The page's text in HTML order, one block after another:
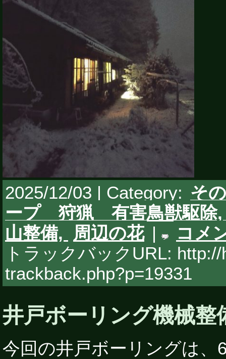
2025/12/03 | Category: そ
ープ 狩猟 有害鳥獣駆除
山整備,
周辺の花 |
コメ
トラックバックURL:
trackback.php?p=19331
井戸ボーリング機械整
今回の井戸ボーリングは、